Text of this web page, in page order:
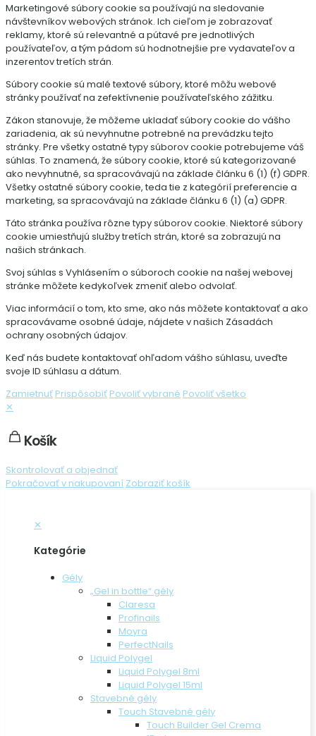
Marketingové súbory cookie sa používajú na sledovanie
návštevníkov webových stránok. Ich cieľom je zobrazovať
reklamy, ktoré sú relevantné a pútavé pre jednotlivých
používateľov, a tým pádom sú hodnotnejšie pre vydavateľov a
inzerentov tretích strán.
Súbory cookie sú malé textové súbory, ktoré môžu webové
stránky používať na zefektívnenie používateľského zážitku.
Zákon stanovuje, že môžeme ukladať súbory cookie do vášho
zariadenia, ak sú nevyhnutne potrebné na prevádzku tejto
stránky. Pre všetky ostatné typy súborov cookie potrebujeme váš
súhlas. To znamená, že súbory cookie, ktoré sú kategorizované
ako nevyhnutné, sa spracovávajú na základe článku 6 (1) (f) GDPR.
Všetky ostatné súbory cookie, teda tie z kategórií preferencie a
marketing, sa spracovávajú na základe článku 6 (1) (a) GDPR.
Táto stránka používa rôzne typy súborov cookie. Niektoré súbory
cookie umiestňujú služby tretích strán, ktoré sa zobrazujú na
našich stránkach.
Svoj súhlas s Vyhlásením o súboroch cookie na našej webovej
stránke môžete kedykoľvek zmeniť alebo odvolať.
Viac informácií o tom, kto sme, ako nás môžete kontaktovať a ako
spracovávame osobné údaje, nájdete v našich Zásadách
ochrany osobných údajov.
Keď nás budete kontaktovať ohľadom vášho súhlasu, uveďte
svoje ID súhlasu a dátum.
Zamietnuť Prispôsobiť Povoliť vybrané Povoliť všetko
✕
Košík
Skontrolovať a objednať
Pokračovať v nakupovaní Zobraziť košík
✕
Kategórie
Gély
„Gel in bottle“ gély
Claresa
Profinails
Moyra
PerfectNails
Liquid Polygel
Liquid Polygel 8ml
Liquid Polygel 15ml
Stavebné gély
Touch Stavebné gély
Touch Builder Gel Crema